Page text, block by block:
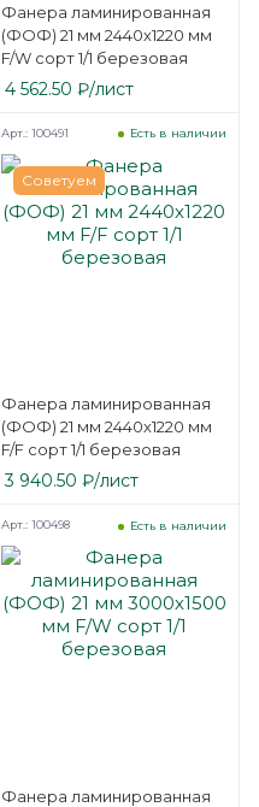
Фанера ламинированная
(ФОФ) 21 мм 2440х1220 мм
F/W сорт 1/1 березовая
4 562.50 ₽/лист
Советуем
Фанера ламинированная
(ФОФ) 21 мм 2440х1220 мм
F/F сорт 1/1 березовая
Есть в наличии
Арт.: 100491
3 940.50 ₽/лист
Фанера ламинированная
Есть в наличии
Арт.: 100498